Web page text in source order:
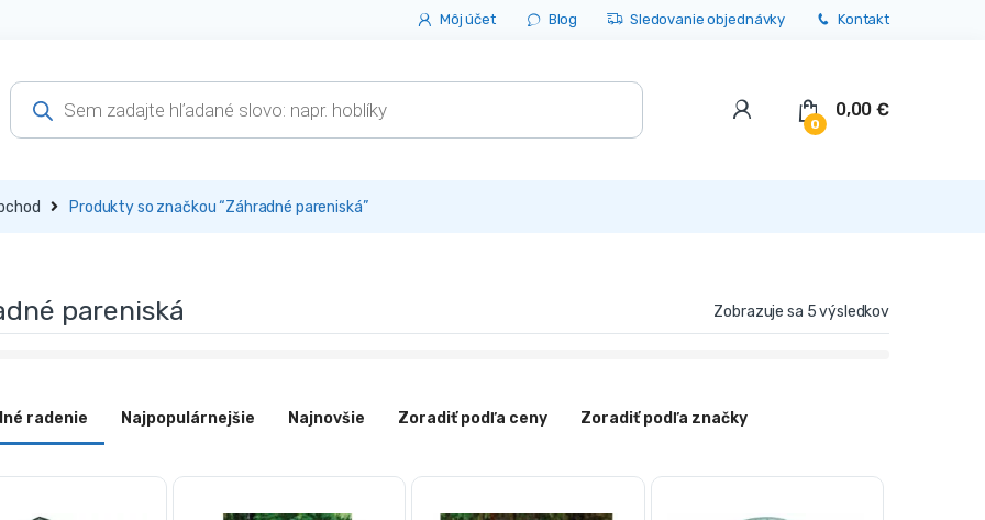
Môj účet Blog Sledovanie objednávky Kontakt
Products
search
0
0,00€
Produkty so značkou “Záhradné pareniská”
pareniská Zobrazuje sa 5 výsledkov
radenie Najpopulárnejšie Najnovšie Zoradiť podľa ceny Zoradiť podľa značky